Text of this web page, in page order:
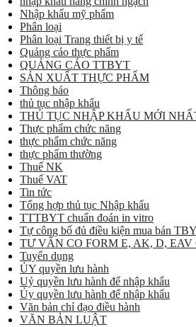
Nhập khẩu mỹ phẩm
Phân loại
Phân loại Trang thiết bị y tế
Quảng cáo thực phẩm
QUẢNG CÁO TTBYT
SẢN XUẤT THỰC PHẨM
Thông báo
thủ tục nhập khẩu
THỦ TỤC NHẬP KHẨU MỚI
Thực phẩm chức năng
thực phẩm chức năng
thực phẩm thường
Thuế NK
Thuế VAT
Tin tức
Tổng hợp thủ tục Nhập khẩu
TTTBYT chuẩn đoán in vitro
Tự công bố đủ điều kiện mua bán
TƯ VẤN CO FORM E, AK, D,
Tuyển dụng
ỦY quyền lưu hành
Uỷ quyền lưu hành để nhập khẩu
Ủy quyền lưu hành để nhập khẩu
Văn bản chỉ đạo điều hành
VĂN BẢN LUẬT